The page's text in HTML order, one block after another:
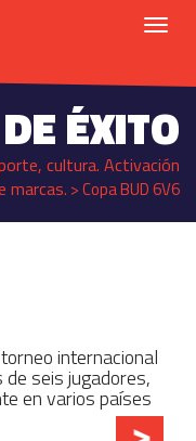
ÉXITO
cultura. Activación
marcas. >Copa BUD 6V6
internacional
seis jugadores,
en varios países